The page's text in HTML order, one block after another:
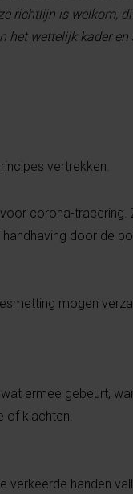
richtlijn is welkom,
het wettelijk kader en
vertrekken.
corona-tracering.
door de
mogen
ermee gebeurt,
of klachten.
verkeerde handen